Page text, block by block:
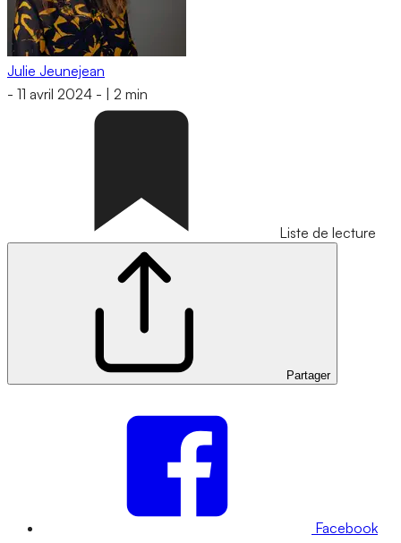
Julie Jeunejean
- 11 avril 2024 - 2 min
Liste de lecture
Partager
Facebook